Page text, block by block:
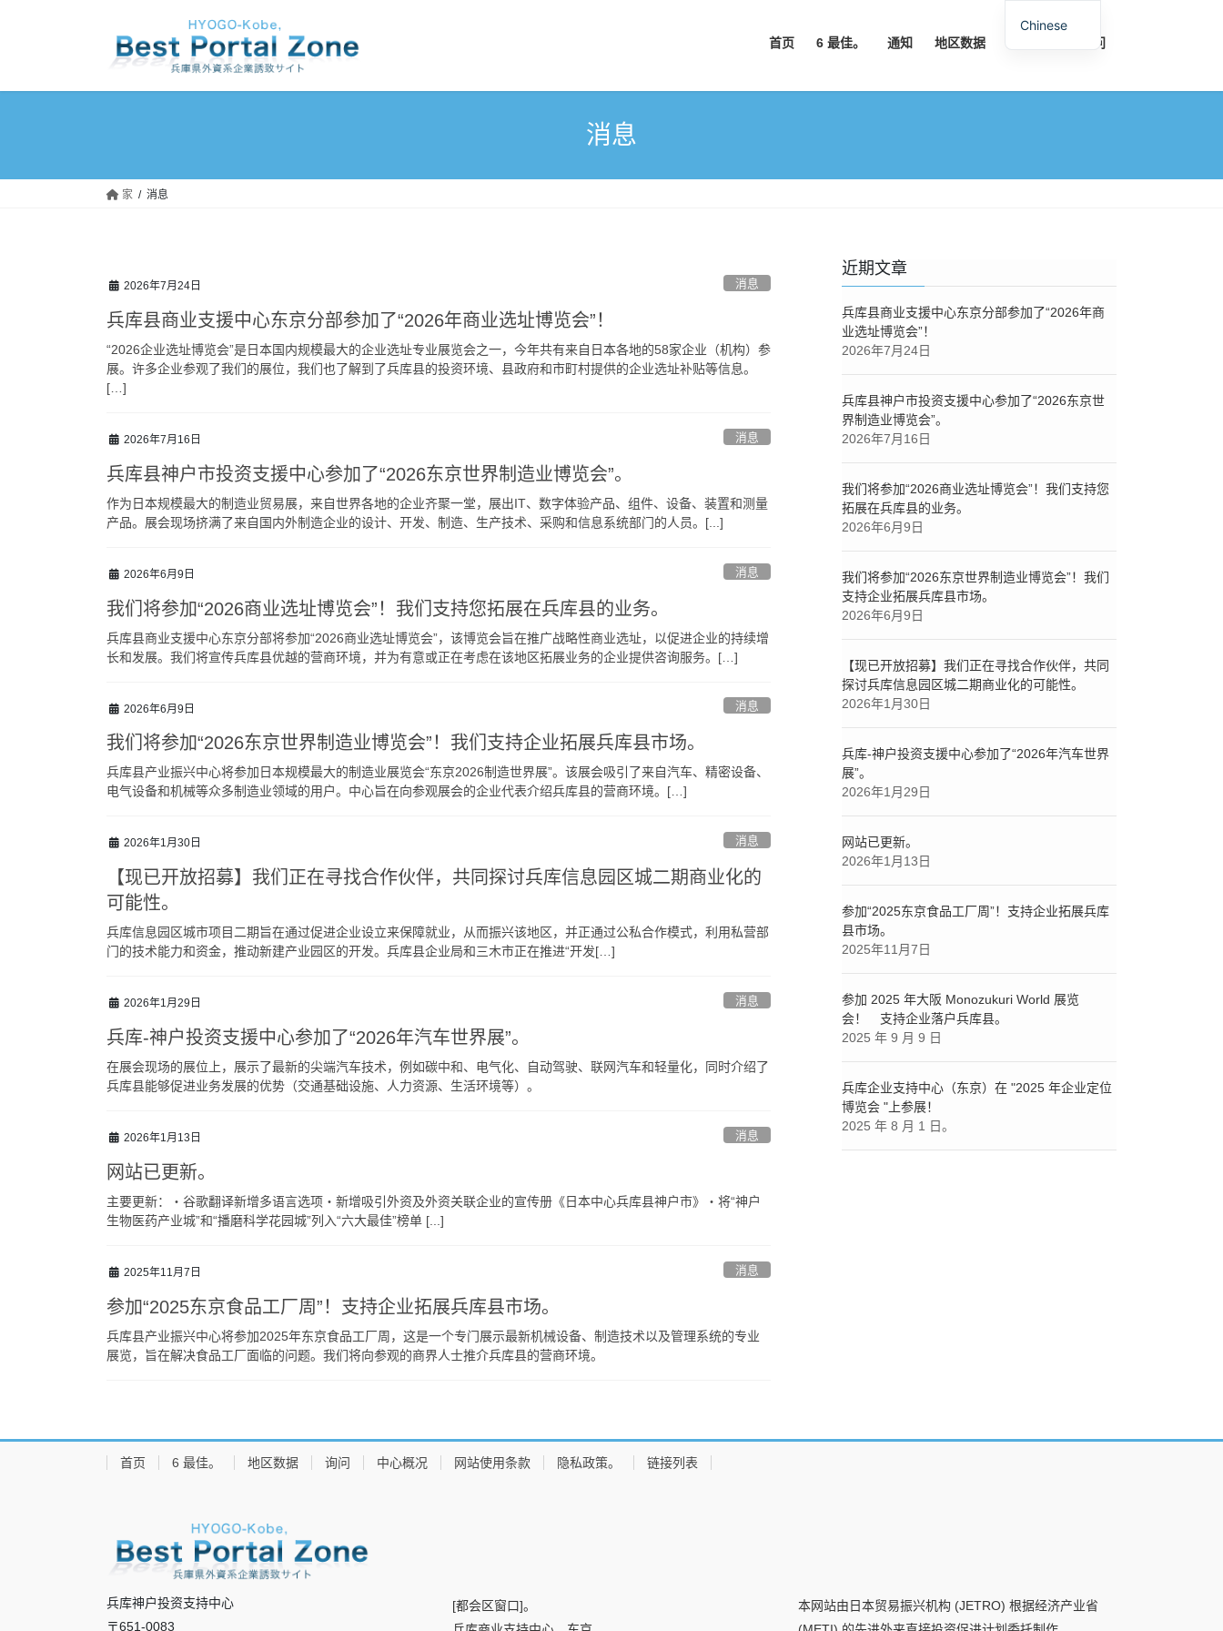
首页 6 最佳。 通知 地区数据 询问
消息
家 消息
2026年7月24日 消息
兵库县商业支援中心东京分部参加了“2026年商业选址博览会”！
“2026企业选址博览会”是日本国内规模最大的企业选址专业展览会之一，今年共有来自日本各地的58家企业（机构）参
展。许多企业参观了我们的展位，我们也了解到了兵库县的投资环境、县政府和市町村提供的企业选址补贴等信息。
[…]
2026年7月16日 消息
兵库县神户市投资支援中心参加了“2026东京世界制造业博览会”。
作为日本规模最大的制造业贸易展，来自世界各地的企业齐聚一堂，展出IT、数字体验产品、组件、设备、装置和测量
产品。展会现场挤满了来自国内外制造企业的设计、开发、制造、生产技术、采购和信息系统部门的人员。[...]
2026年6月9日 消息
我们将参加“2026商业选址博览会”！我们支持您拓展在兵库县的业务。
兵库县商业支援中心东京分部将参加“2026商业选址博览会”，该博览会旨在推广战略性商业选址，以促进企业的持续增
长和发展。我们将宣传兵库县优越的营商环境，并为有意或正在考虑在该地区拓展业务的企业提供咨询服务。[…]
2026年6月9日 消息
我们将参加“2026东京世界制造业博览会”！我们支持企业拓展兵库县市场。
兵库县产业振兴中心将参加日本规模最大的制造业展览会“东京2026制造世界展”。该展会吸引了来自汽车、精密设备、
电气设备和机械等众多制造业领域的用户。中心旨在向参观展会的企业代表介绍兵库县的营商环境。[…]
2026年1月30日 消息
【现已开放招募】我们正在寻找合作伙伴，共同探讨兵库信息园区城二期商业化的
可能性。
兵库信息园区城市项目二期旨在通过促进企业设立来保障就业，从而振兴该地区，并正通过公私合作模式，利用私营部
门的技术能力和资金，推动新建产业园区的开发。兵库县企业局和三木市正在推进“开发[…]
2026年1月29日 消息
兵库-神户投资支援中心参加了“2026年汽车世界展”。
在展会现场的展位上，展示了最新的尖端汽车技术，例如碳中和、电气化、自动驾驶、联网汽车和轻量化，同时介绍了
兵库县能够促进业务发展的优势（交通基础设施、人力资源、生活环境等）。
2026年1月13日 消息
网站已更新。
主要更新：・谷歌翻译新增多语言选项・新增吸引外资及外资关联企业的宣传册《日本中心兵库县神户市》・将“神户
生物医药产业城”和“播磨科学花园城”列入“六大最佳”榜单 [...]
2025年11月7日 消息
参加“2025东京食品工厂周”！支持企业拓展兵库县市场。
兵库县产业振兴中心将参加2025年东京食品工厂周，这是一个专门展示最新机械设备、制造技术以及管理系统的专业
展览，旨在解决食品工厂面临的问题。我们将向参观的商界人士推介兵库县的营商环境。
近期文章
兵库县商业支援中心东京分部参加了“2026年商
业选址博览会”！
2026年7月24日
兵库县神户市投资支援中心参加了“2026东京世
界制造业博览会”。
2026年7月16日
我们将参加“2026商业选址博览会”！我们支持您
拓展在兵库县的业务。
2026年6月9日
我们将参加“2026东京世界制造业博览会”！我们
支持企业拓展兵库县市场。
2026年6月9日
【现已开放招募】我们正在寻找合作伙伴，共同
探讨兵库信息园区城二期商业化的可能性。
2026年1月30日
兵库-神户投资支援中心参加了“2026年汽车世界
展”。
2026年1月29日
网站已更新。
2026年1月13日
参加“2025东京食品工厂周”！支持企业拓展兵库
县市场。
2025年11月7日
参加 2025 年大阪 Monozukuri World 展览
会！ 支持企业落户兵库县。
2025 年 9 月 9 日
兵库企业支持中心（东京）在 "2025 年企业定位
博览会 "上参展！
2025 年 8 月 1 日。
首页 6 最佳。 地区数据 询问 中心概况 网站使用条款 隐私政策。 链接列表
兵库神户投资支持中心
〒651-0083
[都会区窗口]。
本网站由日本贸易振兴机构 (JETRO) 根据经济产业省
Chinese